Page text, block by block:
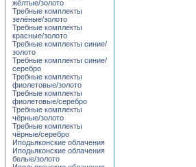
жёлтые/золото
Требные комплекты
зелёные/золото
Требные комплекты
красные/золото
Требные комплекты синие/
золото
Требные комплекты синие/
серебро
Требные комплекты
фиолетовые/золото
Требные комплекты
фиолетовые/серебро
Требные комплекты
чёрные/золото
Требные комплекты
чёрные/серебро
Иподьяконские облачения
Иподьяконские облачения
белые/золото